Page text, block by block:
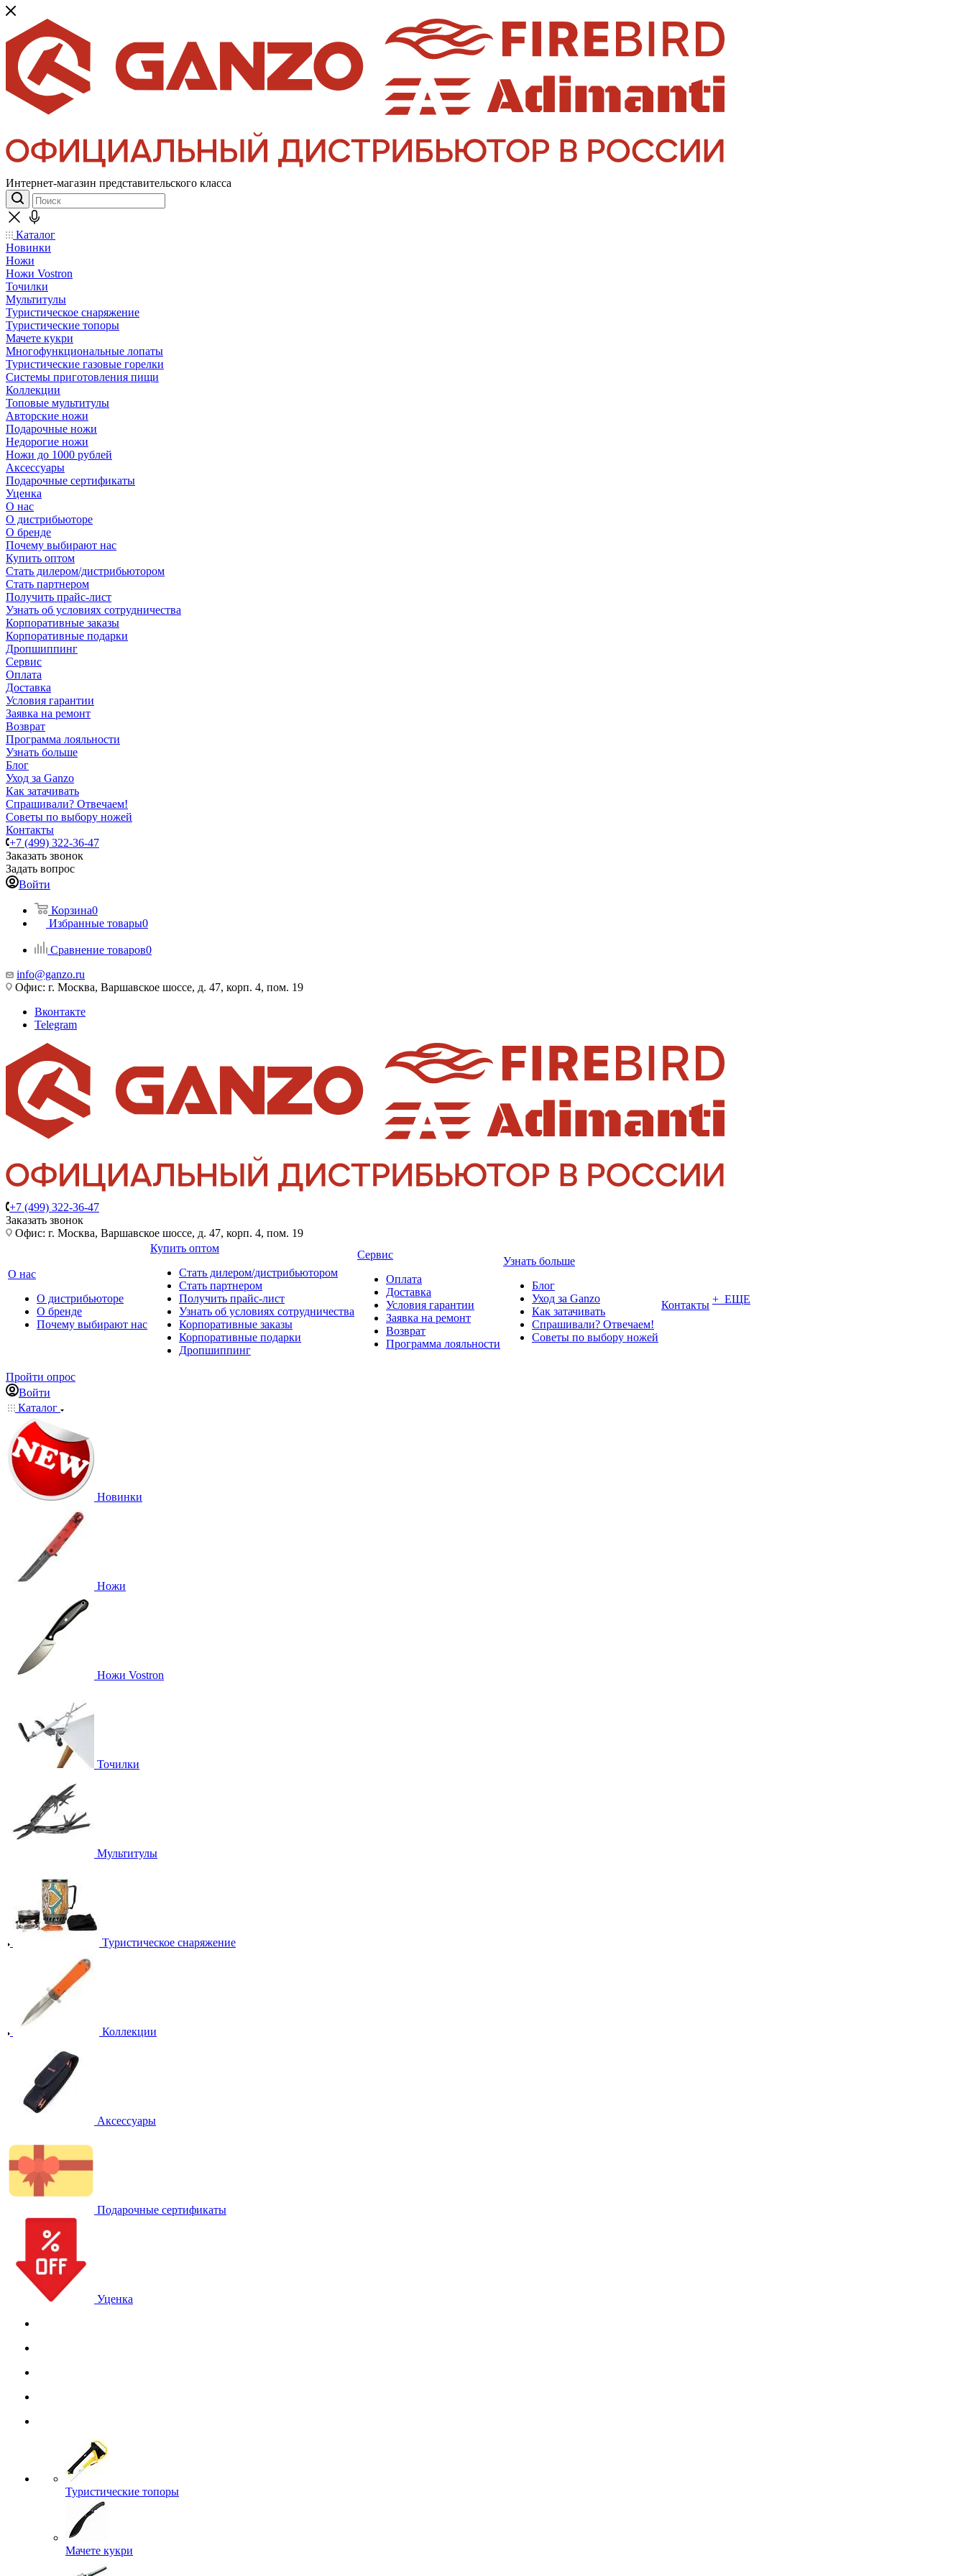
Интернет-магазин представительского класса
Каталог
Новинки
Ножи
Ножи Vostron
Точилки
Мультитулы
Туристическое снаряжение
Туристические топоры
Мачете кукри
Многофункциональные лопаты
Туристические газовые горелки
Системы приготовления пищи
Коллекции
Топовые мультитулы
Авторские ножи
Подарочные ножи
Недорогие ножи
Ножи до 1000 рублей
Аксессуары
Подарочные сертификаты
Уценка
О нас
О дистрибьюторе
О бренде
Почему выбирают нас
Купить оптом
Стать дилером/дистрибьютором
Стать партнером
Получить прайс-лист
Узнать об условиях сотрудничества
Корпоративные заказы
Корпоративные подарки
Дропшиппинг
Сервис
Оплата
Доставка
Условия гарантии
Заявка на ремонт
Возврат
Программа лояльности
Узнать больше
Блог
Уход за Ganzo
Как затачивать
Спрашивали? Отвечаем!
Советы по выбору ножей
Контакты
+7 (499) 322-36-47
Заказать звонок
Задать вопрос
Войти
Корзина0
Избранные товары0
Сравнение товаров0
info@ganzo.ru
Офис: г. Москва, Варшавское шоссе, д. 47, корп. 4, пом. 19
Вконтакте
Telegram
+7 (499) 322-36-47
Заказать звонок
Офис: г. Москва, Варшавское шоссе, д. 47, корп. 4, пом. 19
О нас
О дистрибьюторе
О бренде
Почему выбирают нас
Купить оптом
Стать дилером/дистрибьютором
Стать партнером
Получить прайс-лист
Узнать об условиях сотрудничества
Корпоративные заказы
Корпоративные подарки
Дропшиппинг
Сервис
Оплата
Доставка
Условия гарантии
Заявка на ремонт
Возврат
Программа лояльности
Узнать больше
Блог
Уход за Ganzo
Как затачивать
Спрашивали? Отвечаем!
Советы по выбору ножей
Контакты + ЕЩЕ
Пройти опрос
Войти
Каталог
Новинки
Ножи
Ножи Vostron
Точилки
Мультитулы
Туристическое снаряжение
Коллекции
Аксессуары
Подарочные сертификаты
Уценка
Туристические топоры
Мачете кукри